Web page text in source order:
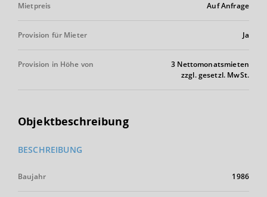
Mietpreis Auf Anfrage
Provision für Mieter Ja
Provision in Höhe von
3 Nettomonatsmieten
zzgl. gesetzl. MwSt.
Objektbeschreibung
BESCHREIBUNG
Baujahr 1986